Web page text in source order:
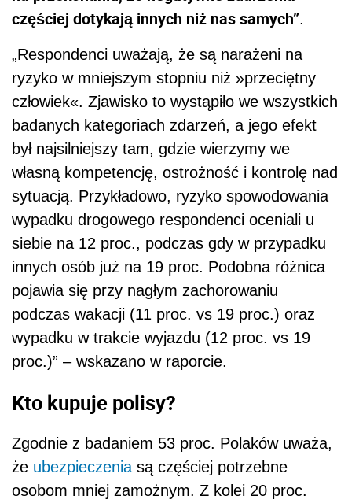
częściej dotykają innych niż nas samych”.
„Respondenci uważają, że są narażeni na
ryzyko w mniejszym stopniu niż »przeciętny
człowiek«. Zjawisko to wystąpiło we wszystkich
badanych kategoriach zdarzeń, a jego efekt
był najsilniejszy tam, gdzie wierzymy we
własną kompetencję, ostrożność i kontrolę nad
sytuacją. Przykładowo, ryzyko spowodowania
wypadku drogowego respondenci oceniali u
siebie na 12 proc., podczas gdy w przypadku
innych osób już na 19 proc. Podobna różnica
pojawia się przy nagłym zachorowaniu
podczas wakacji (11 proc. vs 19 proc.) oraz
wypadku w trakcie wyjazdu (12 proc. vs 19
proc.)” – wskazano w raporcie.
Kto kupuje polisy?
Zgodnie z badaniem 53 proc. Polaków uważa,
że ubezpieczeniasą częściej potrzebne
osobom mniej zamożnym. Z kolei 20 proc.